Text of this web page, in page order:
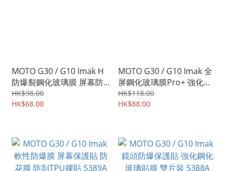
MOTO G30 / G10 Imak H
防爆裂鋼化玻璃膜 屏幕防
爆保護貼 5391A
HK$98.00
HK$68.00
MOTO G30 / G10 Imak 全
屏鋼化玻璃膜Pro+ 強化玻
璃貼 5390A
HK$118.00
HK$88.00